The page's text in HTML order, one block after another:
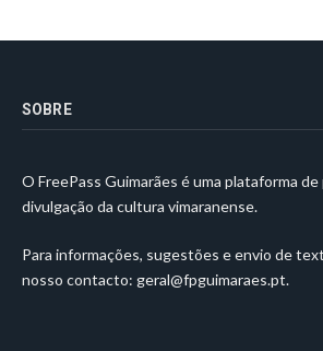
SOBRE
O FreePass Guimarães é uma plataforma
divulgação da cultura vimaranense.
Para informações, sugestões e envio de
nosso contacto: geral@fpguimaraes.pt.